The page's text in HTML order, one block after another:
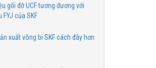
gối đỡ UCF tương đương với
FYJ của SKF
xuất vòng bi SKF cách đây hơn